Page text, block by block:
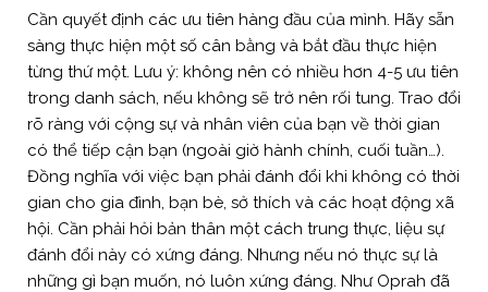
Cần quyết định các ưu tiên hàng đầu của mình. Hãy sẵn
sàng thực hiện một số cân bằng và bắt đầu thực hiện
từng thứ một. Lưu ý: không nên có nhiều hơn 4-5 ưu tiên
trong danh sách, nếu không sẽ trở nên rối tung. Trao đổi
rõ ràng với cộng sự và nhân viên của bạn về thời gian
có thể tiếp cận bạn (ngoài giờ hành chính, cuối tuần…).
Đồng nghĩa với việc bạn phải đánh đổi khi không có thời
gian cho gia đình, bạn bè, sở thích và các hoạt động xã
hội. Cần phải hỏi bản thân một cách trung thực, liệu sự
đánh đổi này có xứng đáng. Nhưng nếu nó thực sự là
những gì bạn muốn, nó luôn xứng đáng. Như Oprah đã